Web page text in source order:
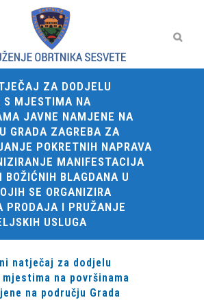
ZA DODJELU
S MJESTIMA NA
JAVNE NAMJENE NA
GRADA ZAGREBA ZA
POKRETNIH NAPRAVA
MANIFESTACIJA
BOŽIĆNIH BLAGDANA U
SE ORGANIZIRA
PRODAJA I PRUŽANJE
USLUGA
natječaj za dodjelu
na površinama
na području Grada